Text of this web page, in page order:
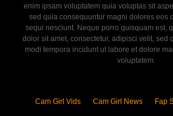
enim ipsam voluptatem quia voluptas sit
sed quia consequuntur magni dolores eos
sequi nesciunt. Neque porro quisquam est,
dolor sit amet, consectetur, adipisci velit, sed
modi tempora incidunt ut labore et dolore
voluptatem.
Cam Girl Vids Cam Girl News Fap